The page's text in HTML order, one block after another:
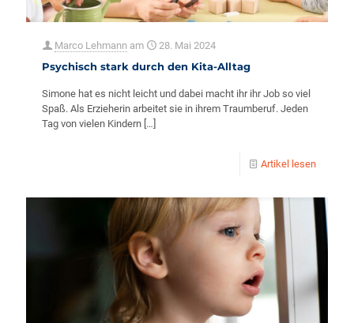
Marco Lehmann am 28. Mai 2024
Psychisch stark durch den Kita-Alltag
Simone hat es nicht leicht und dabei macht ihr ihr Job so viel
Spaß. Als Erzieherin arbeitet sie in ihrem Traumberuf. Jeden
Tag von vielen Kindern […]
Artikel lesen